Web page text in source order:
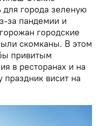
города зеленую
за пандемии и
городские
скомканы. В этом
привитым
в ресторанах и на
праздник висит на